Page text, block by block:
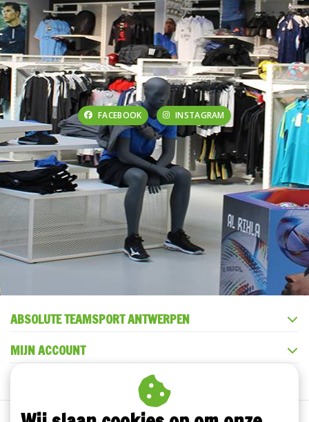
FACEBOOK INSTAGRAM
ABSOLUTE TEAMSPORT ANTWERPEN
MIJN ACCOUNT